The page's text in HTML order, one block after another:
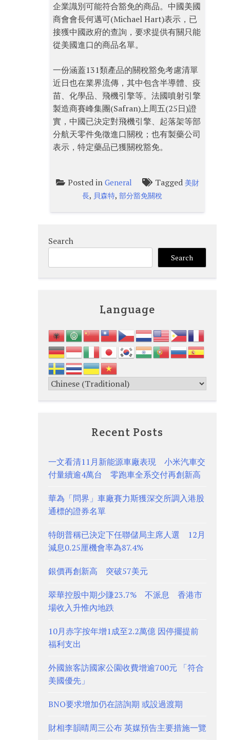
企業識別可能符合豁免的商品。中國美國
商會會長何邁可(Michael Hart)表示，已
接獲中國政府的查詢，要求提供有關只能
從美國進口的商品名單。
一份涵蓋131類產品的關稅豁免考慮清單
近日也在業界流傳，其中包含半導體、疫
苗、化學品、飛機引擎等。法國噴射引擎
製造商賽峰集團(Safran)上周五(25日)證
實，中國已決定對飛機引擎、起落架等部
分航天零件免徵進口關稅；也有製藥公司
表示，特定藥品已獲關稅豁免。
Posted in General Tagged 美財
長, 貝森特,部分豁免關稅
Search
Search
Language
Recent Posts
一文看清11月新能源車廠表現 小米汽車交
付量續逾4萬台 零跑車全系交付再創新高
華為「問界」車廠賽力斯獲深交所調入港股
通標的證券名單
特朗普稱已決定下任聯儲局主席人選 12月
減息0.25厘機會率為87.4%
銀價再創新高 突破57美元
翠華控股中期少賺23.7% 不派息 香港市
場收入升惟內地跌
10月赤字按年增1成至2.2萬億 因停擺提前
福利支出
外國旅客訪國家公園收費增逾700元 「符合
美國優先」
BNO要求增加仍在諮詢期 或設過渡期
財相李韻晴周三公布 英媒預告主要措施一覽